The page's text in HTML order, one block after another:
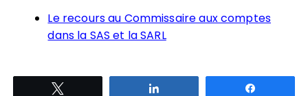
Le recours au Commissaire aux comptes
dans la SAS et la SARL